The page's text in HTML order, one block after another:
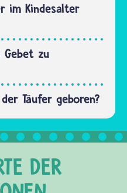
im Kindesalter
Gebet zu
Täufer geboren?